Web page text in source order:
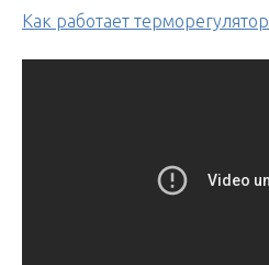
Как работает терморегулятор